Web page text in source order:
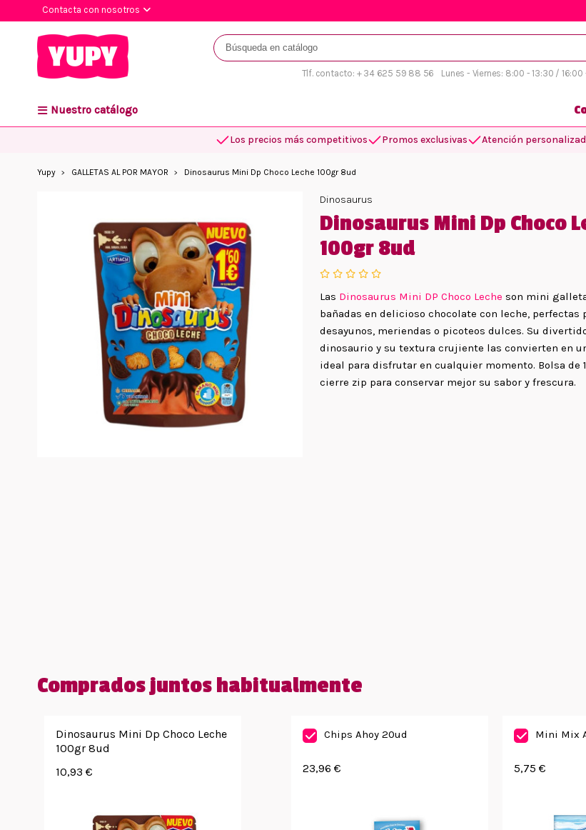
Contacta con nosotros
Tlf. contacto: + 34 625 59 88 56 Lunes - Viernes: 8:00 - 13:30 / 16:00
Nuestro catálogo
Los precios más competitivos Promos exclusivas Atención
Yupy GALLETAS AL POR MAYOR Dinosaurus Mini Dp Choco Leche 100gr 8ud
Dinosaurus
Dinosaurus Mini Dp Choco
100gr 8ud
Las Dinosaurus Mini DP Choco Leche son mini
bañadas en delicioso chocolate con leche, perfectas
desayunos, meriendas o picoteos dulces. Su
dinosaurio y su textura crujiente las convierten en
ideal para disfrutar en cualquier momento. Bolsa de
cierre zip para conservar mejor su sabor y frescura.
Comprados juntos habitualmente
Dinosaurus Mini Dp Choco Leche
100gr 8ud
10,93 €
Chips Ahoy 20ud
23,96 €
Mini Mix
5,75 €